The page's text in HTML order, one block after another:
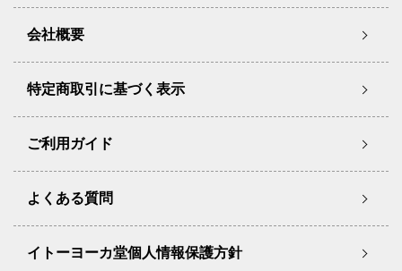
会社概要
特定商取引に基づく表示
ご利用ガイド
よくある質問
イトーヨーカ堂個人情報保護方針